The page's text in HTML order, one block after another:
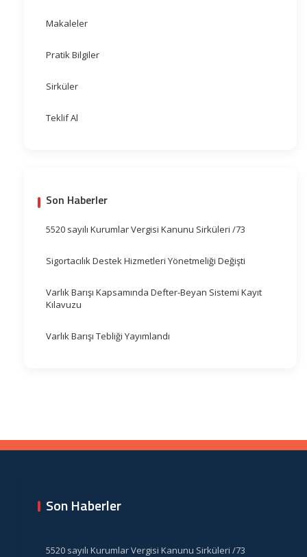
Makaleler
Pratik Bilgiler
Sirküler
Teklif Al
Son Haberler
5520 sayılı Kurumlar Vergisi Kanunu Sirküleri /73
Sigortacılık Destek Hizmetleri Yönetmeliği Değişti
Varlık Barışı Kapsamında Defter-Beyan Sistemi Kayıt
Kılavuzu
Varlık Barışı Tebliği Yayımlandı
Son Haberler
5520 sayılı Kurumlar Vergisi Kanunu Sirküleri /73